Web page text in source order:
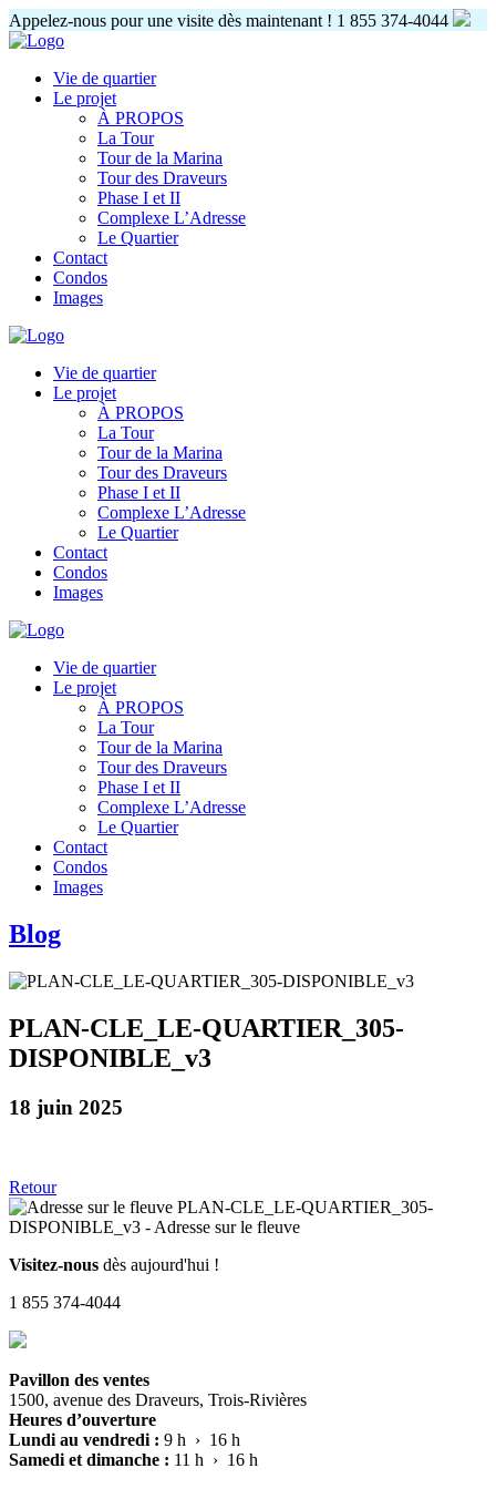
Appelez-nous pour une visite dès maintenant ! 1 855 374-4044
Vie de quartier
Le projet
À PROPOS
La Tour
Tour de la Marina
Tour des Draveurs
Phase I et II
Complexe L’Adresse
Le Quartier
Contact
Condos
Images
Vie de quartier
Le projet
À PROPOS
La Tour
Tour de la Marina
Tour des Draveurs
Phase I et II
Complexe L’Adresse
Le Quartier
Contact
Condos
Images
Vie de quartier
Le projet
À PROPOS
La Tour
Tour de la Marina
Tour des Draveurs
Phase I et II
Complexe L’Adresse
Le Quartier
Contact
Condos
Images
Blog
PLAN-CLE_LE-QUARTIER_305-
DISPONIBLE_v3
18 juin 2025
Retour
Visitez-nous dès aujourd'hui !
1 855 374-4044
Pavillon des ventes
1500, avenue des Draveurs, Trois-Rivières
Heures d’ouverture
Lundi au vendredi : 9 h › 16 h
Samedi et dimanche : 11 h › 16 h